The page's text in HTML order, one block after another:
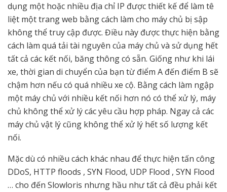
dụng một hoặc nhiều địa chỉ IP được thiết kế để làm tê
liệt một trang web bằng cách làm cho máy chủ bị sập
không thể truy cập được. Điều này được thực hiện bằng
cách làm quá tải tài nguyên của máy chủ và sử dụng hết
tất cả các kết nối, băng thông có sẵn. Giống như khi lái
xe, thời gian di chuyển của bạn từ điểm A đến điểm B sẽ
chậm hơn nếu có quá nhiều xe cộ. Bằng cách làm ngập
một máy chủ với nhiều kết nối hơn nó có thể xử lý, máy
chủ không thể xử lý các yêu cầu hợp pháp. Ngay cả các
máy chủ vật lý cũng không thể xử lý hết số lượng kết
nối.
Mặc dù có nhiều cách khác nhau để thực hiện tấn công
DDoS, HTTP floods , SYN Flood, UDP Flood , SYN Flood
… cho đến Slowloris nhưng hầu như tất cả đều phải kết